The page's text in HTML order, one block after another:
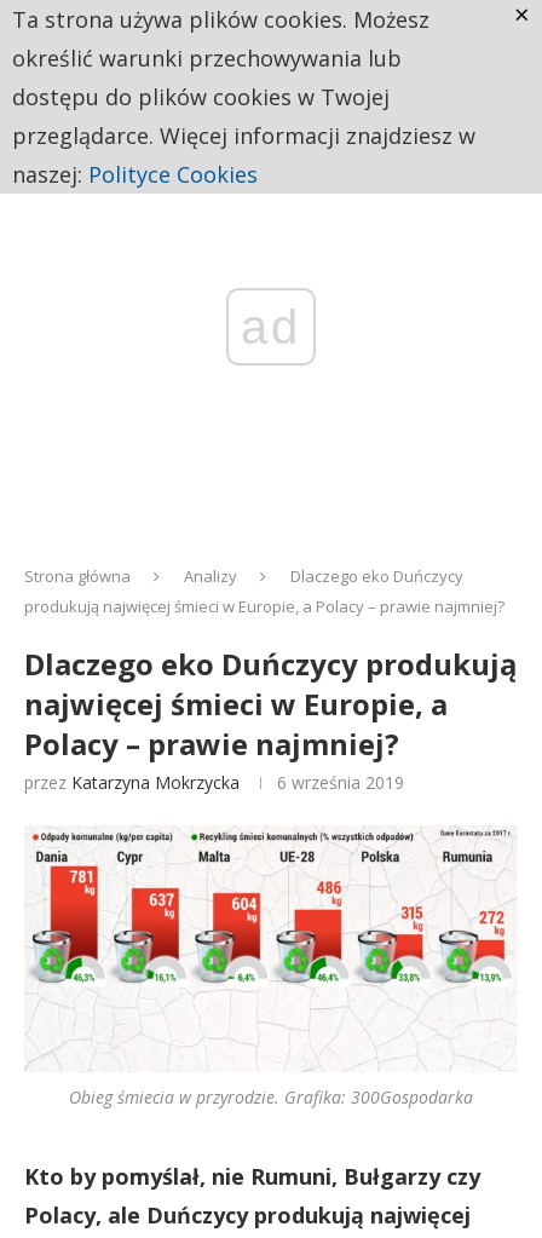
ad
Strona główna Analizy
Dlaczego eko Duńczycy
produkują najwięcej śmieci w Europie, a Polacy – prawie najmniej?
Dlaczego eko Duńczycy produkują
najwięcej śmieci w Europie, a
Polacy – prawie najmniej?
przez Katarzyna Mokrzycka 6 września 2019
Obieg śmiecia w przyrodzie. Grafika: 300Gospodarka
Kto by pomyślał, nie Rumuni, Bułgarzy czy
Polacy, ale Duńczycy produkują najwięcej
Ta strona używa plików cookies. Możesz
określić warunki przechowywania lub
dostępu do plików cookies w Twojej
przeglądarce. Więcej informacji znajdziesz w
naszej: Polityce Cookies
×